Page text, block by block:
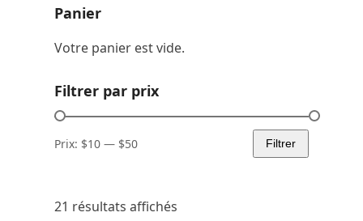
21 résultats affichés
Panier
Votre panier est vide.
Filtrer par prix
Prix
Prix
Filtrer
Prix: $10 — $50